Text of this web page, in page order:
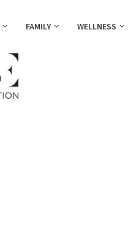
FAMILY WELLNESS